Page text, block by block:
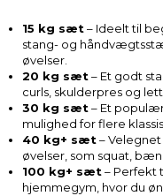
15 kg sæt– Ideelt til
stang- og
øvelser.
20 kg sæt– Et godt
curls, skulderpres og
30 kg sæt– Et
mulighed for flere
40 kg+ sæt–
øvelser, som squat,
100 kg+ sæt– Perfekt
hjemmegym, hvor du